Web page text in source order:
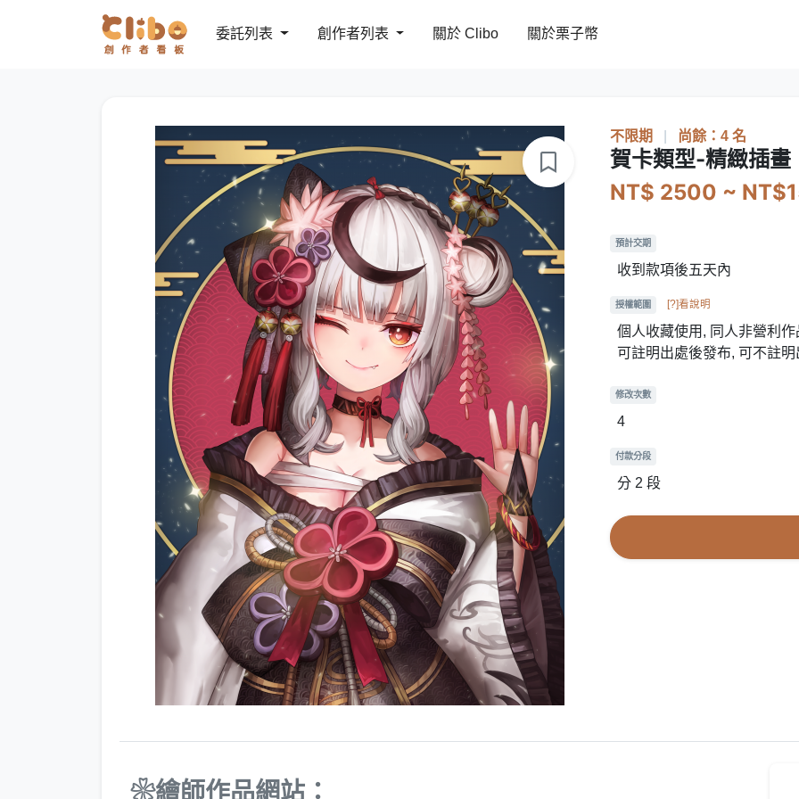
委託列表 創作者列表 關於 Clibo 關於栗子幣
不限期 尚餘：4 名
賀卡類型-精緻插畫
NT$ 2500 ~
預計交期
收到款項後五天內
授權範圍 [?]看說明
個人收藏使用, 同人非營利
可註明出處後發布, 可不註
修改次數
4
付款分段
分 2 段
❀繪師作品網站：